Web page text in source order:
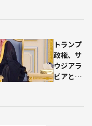
トワ
ー
ク」
構
トランプ
政権、サ
ウジアラ
ビアと